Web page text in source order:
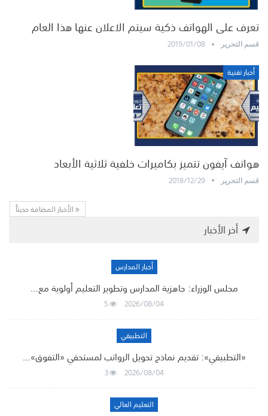
تعرف على الهواتف ذكية سيتم الاعلان عنها هذا العام
قسم التحرير
2019/01/08
أخبار تقنية
هواتف آيفون تتميز بكاميرات خلفية ثلاثية الأبعاد
قسم التحرير
2018/12/29
الأخبار المضافة حديثاً
أخر الأخبار
أخبار المدارس
مجلس الوزراء: جاهزية المدارس وتطوير التعليم أولوية مع…
2026/08/04
5
التطبيقي
«التطبيقي»: تقديم نماذج تحويل الرواتب لمستحقي «التفوق»…
2026/08/04
3
التعليم العالي